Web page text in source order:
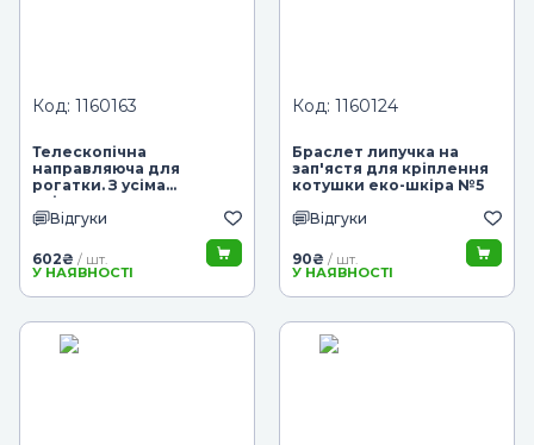
Код: 1160163
Телескопічна
направляюча для
рогатки. З усіма
кріпленнями
Відгуки
602₴ / шт.
У НАЯВНОСТІ
Код: 1160124
Браслет липучка на
зап'ястя для кріплення
котушки еко-шкіра №5
Відгуки
90₴ / шт.
У НАЯВНОСТІ